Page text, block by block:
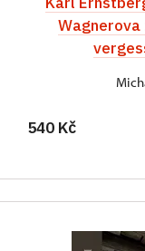
Wagnerova
540 Kč